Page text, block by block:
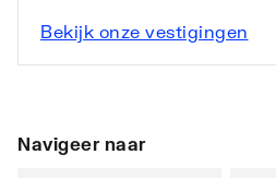
Bekijk onze vestigingen
Navigeer naar